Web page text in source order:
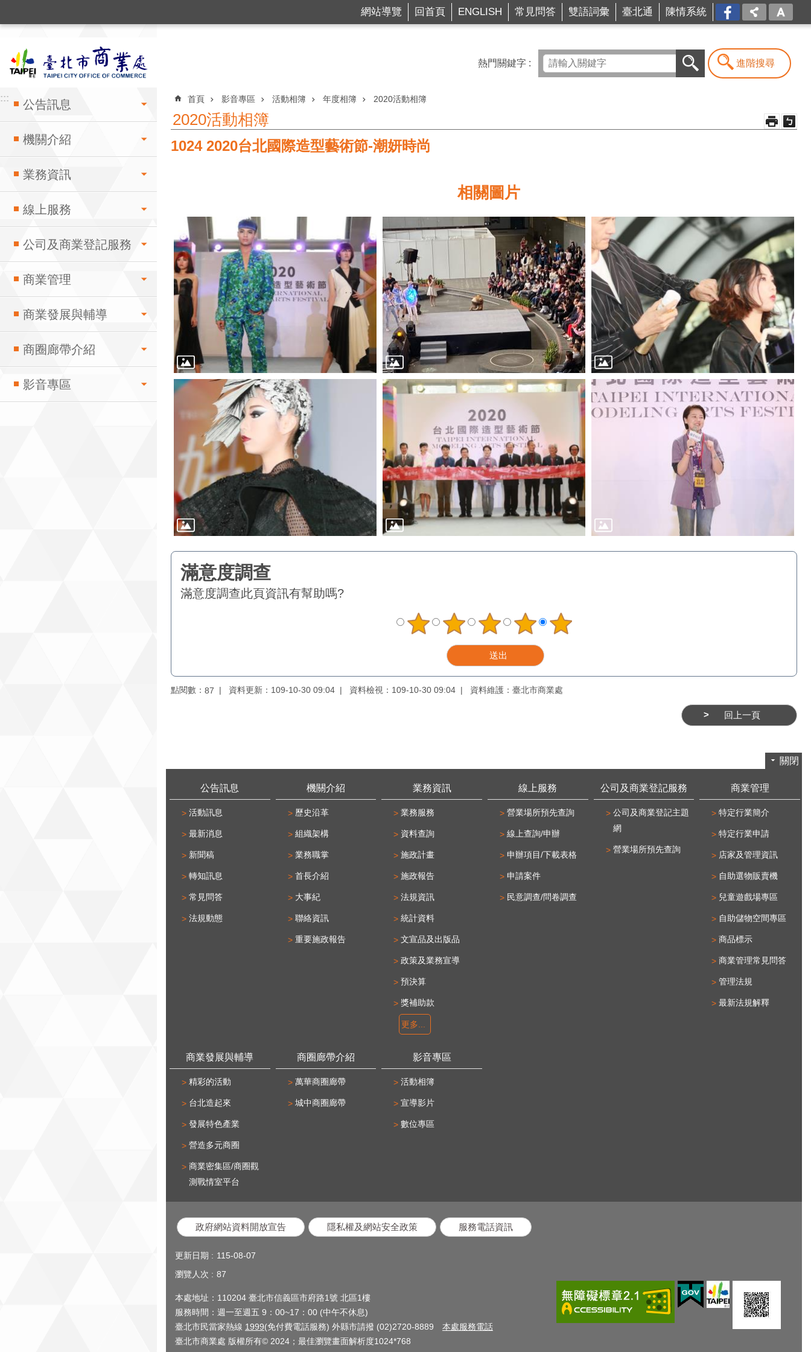
網站導覽 回首頁 ENGLISH 常見問答 雙語詞彙 臺北通 陳情系統 FB
::: 公告訊息
機關介紹
業務資訊
線上服務
公司及商業登記服務
商業管理
商業發展與輔導
商圈廊帶介紹
影音專區
熱門關鍵字 進階搜尋
:::
首頁 影音專區 活動相簿 年度相簿 2020活動相簿
2020活動相簿
1024 2020台北國際造型藝術節-潮妍時尚
相關圖片
滿意度調查此頁資訊有幫助嗎?
點閱數： 87 資料更新：109-10-30 09:04 資料檢視：109-10-30 09:04 資料維護：臺北市商業處
回上一頁
關閉
公告訊息
活動訊息
最新消息
新聞稿
轉知訊息
常見問答
法規動態
機關介紹
歷史沿革
組織架構
業務職掌
首長介紹
大事紀
聯絡資訊
重要施政報告
業務資訊
業務服務
資料查詢
施政計畫
施政報告
法規資訊
統計資料
文宣品及出版品
政策及業務宣導
預決算
獎補助款
更多...
線上服務
營業場所預先查詢
線上查詢/申辦
申辦項目/下載表格
申請案件
民意調查/問卷調查
公司及商業登記服務
公司及商業登記主題
網
營業場所預先查詢
商業管理
特定行業簡介
特定行業申請
店家及管理資訊
自助選物販賣機
兒童遊戲場專區
自助儲物空間專區
商品標示
商業管理常見問答
管理法規
最新法規解釋
商業發展與輔導
精彩的活動
台北造起來
發展特色產業
營造多元商圈
商業密集區/商圈觀
測戰情室平台
商圈廊帶介紹
萬華商圈廊帶
城中商圈廊帶
影音專區
活動相簿
宣導影片
數位專區
政府網站資料開放宣告 隱私權及網站安全政策 服務電話資訊
更新日期
115-08-07
瀏覽人次
87
本處地址：110204 臺北市信義區市府路1號 北區1樓
服務時間：週一至週五 9：00~17：00 (中午不休息)
臺北市民當家熱線 1999(免付費電話服務) 外縣市請撥 (02)2720-8889 本處服務電話
臺北市商業處 版權所有© 2024；最佳瀏覽畫面解析度1024*768